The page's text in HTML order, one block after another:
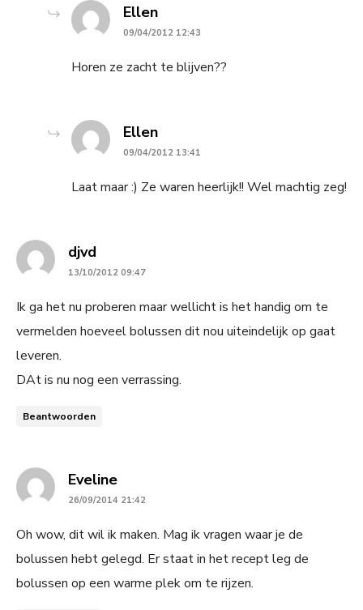
Ellensays:
09/04/2012 12:43
Horen ze zacht te blijven??
Ellensays:
09/04/2012 13:41
Laat maar :) Ze waren heerlijk!! Wel machtig zeg!
djvd
13/10/2012 09:47
Ik ga het nu proberen maar wellicht is het handig om te
vermelden hoeveel bolussen dit nou uiteindelijk op gaat
leveren.
DAt is nu nog een verrassing.
Beantwoorden
Evelinesays:
26/09/2014 21:42
Oh wow, dit wil ik maken. Mag ik vragen waar je de
bolussen hebt gelegd. Er staat in het recept leg de
bolussen op een warme plek om te rijzen.